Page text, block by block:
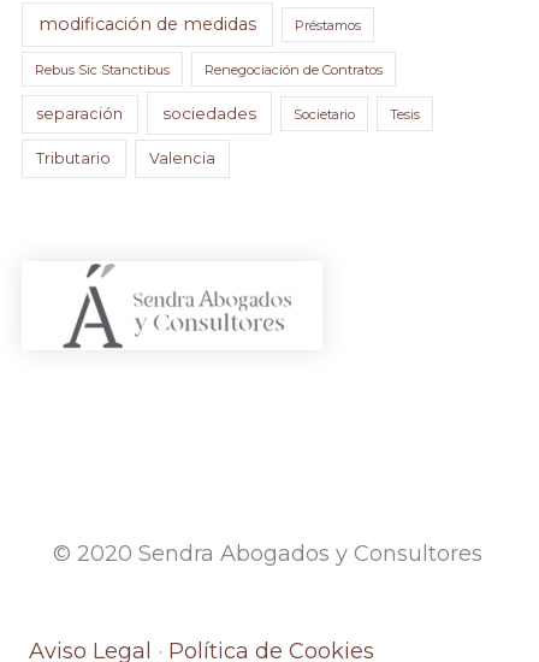
modificación de medidas Préstamos
Rebus Sic Stanctibus Renegociación de Contratos
separación sociedades Societario Tesis
Tributario Valencia
© 2020 Sendra Abogados y Consultores
Aviso Legal · Política de Cookies